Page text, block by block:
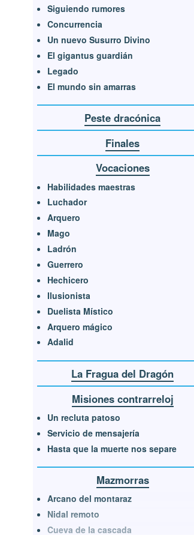
Siguiendo rumores
Concurrencia
Un nuevo Susurro Divino
El gigantus guardián
Legado
El mundo sin amarras
Peste dracónica
Finales
Vocaciones
Habilidades maestras
Luchador
Arquero
Mago
Ladrón
Guerrero
Hechicero
Ilusionista
Duelista Místico
Arquero mágico
Adalid
La Fragua del Dragón
Misiones contrarreloj
Un recluta patoso
Servicio de mensajería
Hasta que la muerte nos separe
Mazmorras
Arcano del montaraz
Nidal remoto
Cueva de la cascada